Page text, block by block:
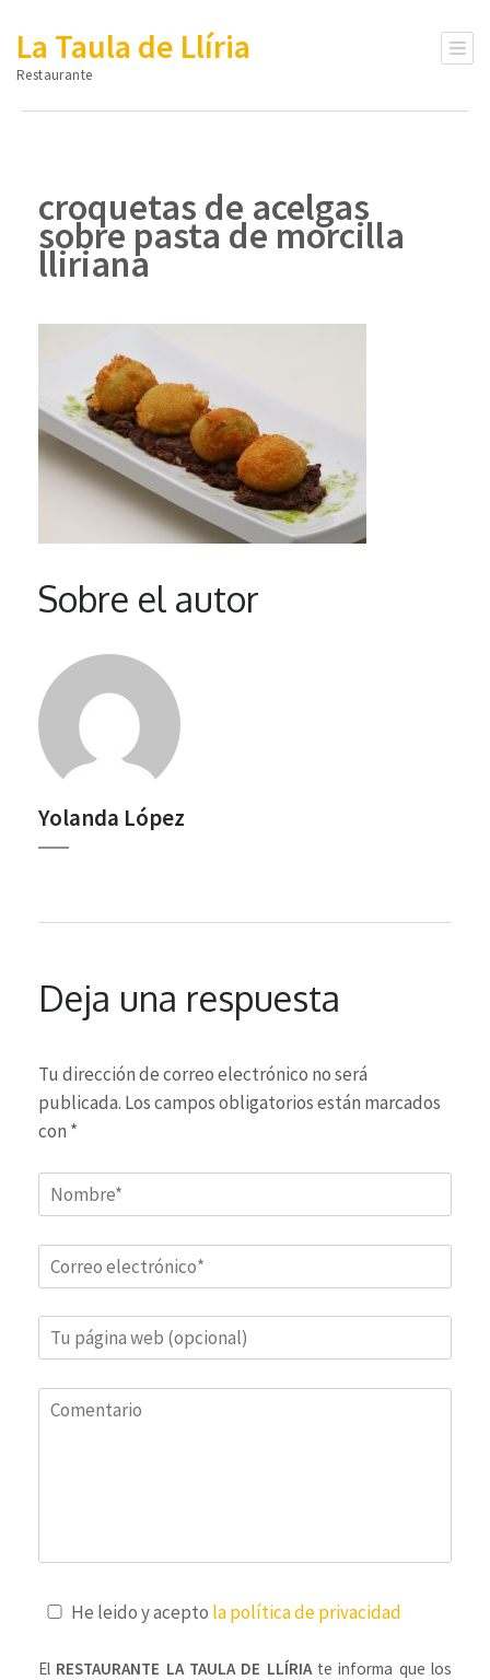
La Taula de Llíria
Restaurante
croquetas de acelgas
sobre pasta de morcilla
lliriana
Sobre el autor
Yolanda López
Deja una respuesta
Tu dirección de correo electrónico no será
publicada. Los campos obligatorios están marcados
con *
He leido y acepto la política de privacidad
El RESTAURANTE LA TAULA DE LLÍRIAte informa que los